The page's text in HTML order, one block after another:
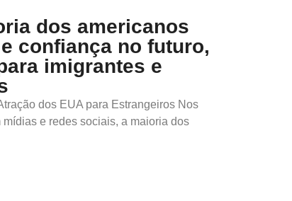
dos americanos
confiança no futuro,
imigrantes e
dos EUA para Estrangeiros Nos
e redes sociais, a maioria dos